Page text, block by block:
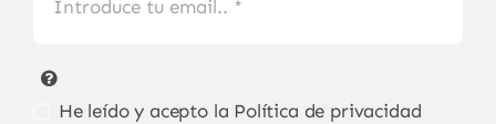
He leído y acepto la Política de privacidad